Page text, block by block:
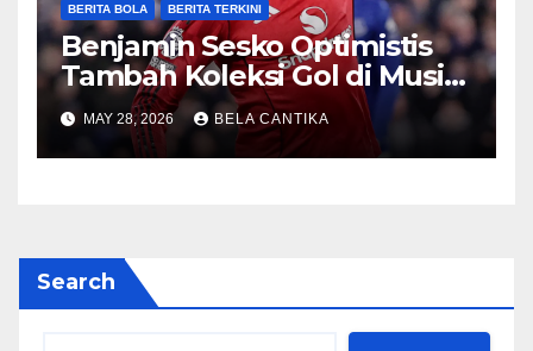
BERITA BOLA BERITA TERKINI
Benjamin Sesko Optimistis
Tambah Koleksi Gol di Musim
2026/27
MAY 28, 2026 BELA CANTIKA
Search